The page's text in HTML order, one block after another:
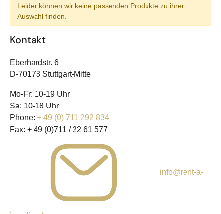
Leider können wir keine passenden Produkte zu ihrer
Auswahl finden.
Kontakt
Eberhardstr. 6
D-70173 Stuttgart-Mitte
Mo-Fr: 10-19 Uhr
Sa: 10-18 Uhr
Phone: + 49 (0) 711 292 834
Fax: + 49 (0)711 / 22 61 577
info@rent-a-